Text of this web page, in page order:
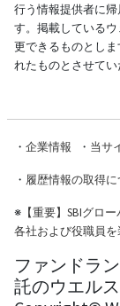
行う情報提供者に
す。掲載している
更できるものとし
れたものとさせてい
・ 企業情報 ・ 当サ
・ 履歴情報の取得に
※【重要】SBIグロ
各社および役職員
ファンドラ
託のウエル